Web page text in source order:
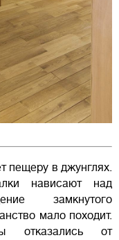
пещеру в джунглях.
нависают над
замкнутого
мало походит.
отказались от